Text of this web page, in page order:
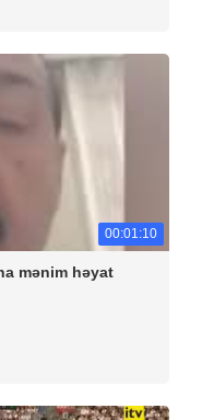
00:01:10
mənim həyat